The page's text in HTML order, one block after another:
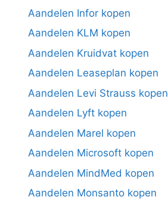
Aandelen Infor kopen
Aandelen KLM kopen
Aandelen Kruidvat kopen
Aandelen Leaseplan kopen
Aandelen Levi Strauss kopen
Aandelen Lyft kopen
Aandelen Marel kopen
Aandelen Microsoft kopen
Aandelen MindMed kopen
Aandelen Monsanto kopen